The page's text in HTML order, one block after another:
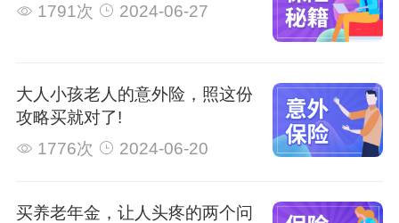
1791次
2024-06-27
大人小孩老人的意外险，照这份
攻略买就对了!
1776次
2024-06-20
买养老年金，让人头疼的两个问